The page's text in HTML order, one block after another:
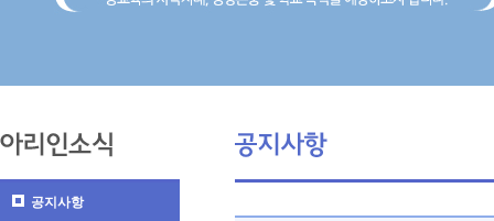
공지사항